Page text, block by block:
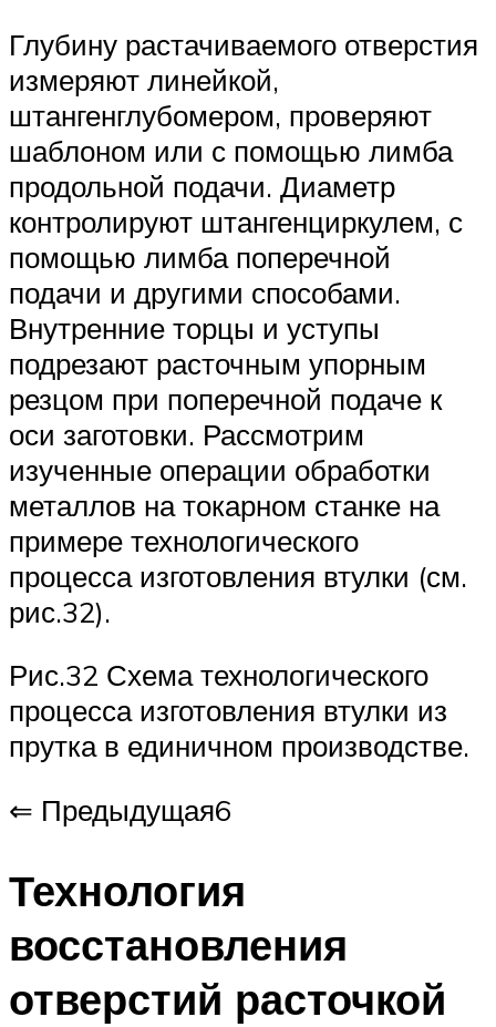
Глубину растачиваемого отверстия
измеряют линейкой,
штангенглубомером, проверяют
шаблоном или с помощью лимба
продольной подачи. Диаметр
контролируют штангенциркулем, с
помощью лимба поперечной
подачи и другими способами.
Внутренние торцы и уступы
подрезают расточным упорным
резцом при поперечной подаче к
оси заготовки. Рассмотрим
изученные операции обработки
металлов на токарном станке на
примере технологического
процесса изготовления втулки (см.
рис.32).
Рис.32 Схема технологического
процесса изготовления втулки из
прутка в единичном производстве.
⇐ Предыдущая6
Технология
восстановления
отверстий расточкой